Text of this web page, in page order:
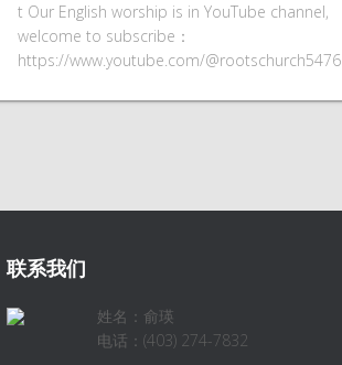
t Our English worship is in YouTube channel,
welcome to subscribe：
https://www.youtube.com/@rootschurch5476
联系我们
姓名：俞瑛
电话：(403) 274-7832